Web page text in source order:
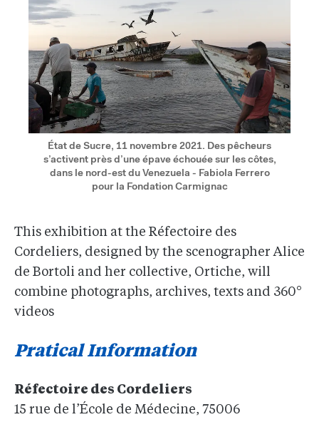
État de Sucre, 11 novembre 2021. Des pêcheurs
s’activent près d’une épave échouée sur les côtes,
dans le nord-est du Venezuela - Fabiola Ferrero
pour la Fondation Carmignac
This exhibition at the Réfectoire des
Cordeliers, designed by the scenographer Alice
de Bortoli and her collective, Ortiche, will
combine photographs, archives, texts and 360°
videos
Pratical Information
Réfectoire des Cordeliers
15 rue de l’École de Médecine, 75006